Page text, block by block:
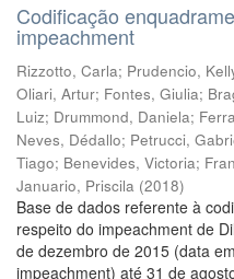
Codificação
impeachment
Rizzotto, Carla; Prudencio,
Oliari, Artur; Fontes, Giulia;
Luiz; Drummond, Daniela;
Neves, Dédallo; Petrucci,
Tiago; Benevides, Victoria;
Januario, Priscila (2018)
Base de dados referente à
respeito do impeachment de
de dezembro de 2015 (data
impeachment) até 31 de